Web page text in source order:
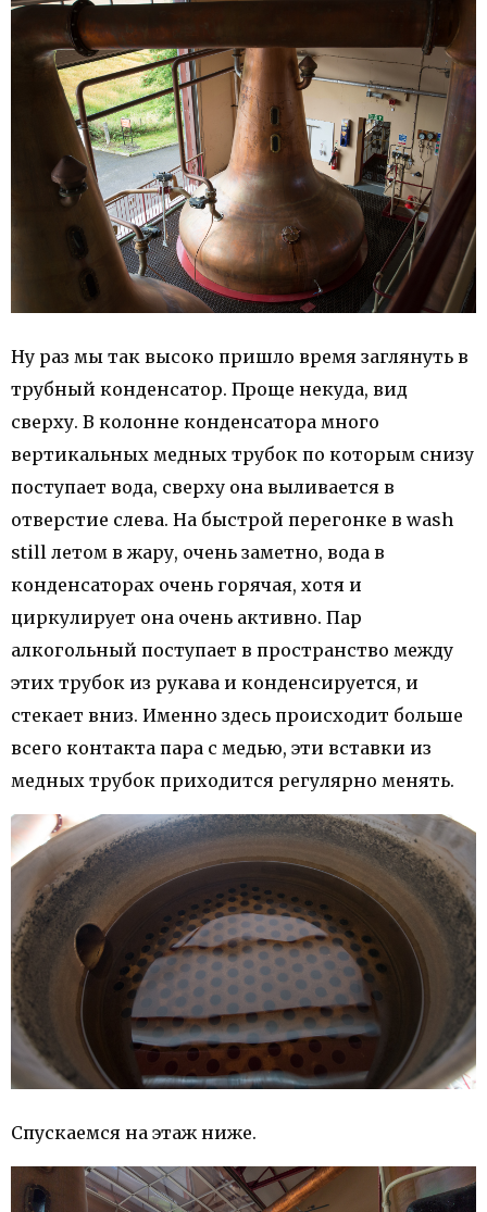
Ну раз мы так высоко пришло время заглянуть в
трубный конденсатор. Проще некуда, вид
сверху. В колонне конденсатора много
вертикальных медных трубок по которым снизу
поступает вода, сверху она выливается в
отверстие слева. На быстрой перегонке в wash
still летом в жару, очень заметно, вода в
конденсаторах очень горячая, хотя и
циркулирует она очень активно. Пар
алкогольный поступает в пространство между
этих трубок из рукава и конденсируется, и
стекает вниз. Именно здесь происходит больше
всего контакта пара с медью, эти вставки из
медных трубок приходится регулярно менять.
Спускаемся на этаж ниже.